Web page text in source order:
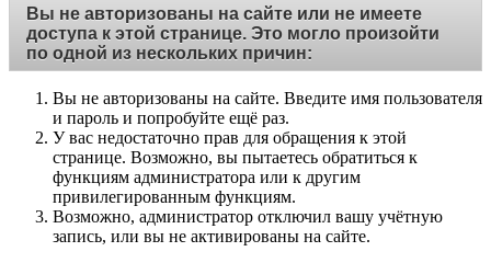
Вы не авторизованы на сайте или не имеете
доступа к этой странице. Это могло произойти
по одной из нескольких причин:
Вы не авторизованы на сайте. Введите имя пользователя
и пароль и попробуйте ещё раз.
У вас недостаточно прав для обращения к этой
странице. Возможно, вы пытаетесь обратиться к
функциям администратора или к другим
привилегированным функциям.
Возможно, администратор отключил вашу учётную
запись, или вы не активированы на сайте.